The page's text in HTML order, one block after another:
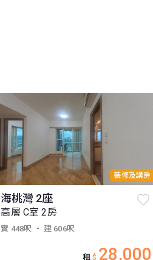
裝修及講房
海桃灣 2座
高層 C室 2房
實 448呎 ・ 建 606呎
租 $ 28,000